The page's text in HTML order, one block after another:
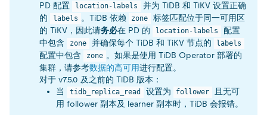
PD 配置
location-labels
并为 TiDB 和 TiKV 设置正确
的
labels 。TiDB 依赖 zone
标签匹配位于同一可用区
的 TiKV，因此请务必在 PD 的 location-labels
配置
中包含
zone 并确保每个 TiDB 和 TiKV 节点的 labels
配置中包含 zone 。如果是使用 TiDB Operator 部署的
集群，请参考数据的高可用进行配置。
对于 v7.5.0 及之前的 TiDB 版本：
当
tidb_replica_read 设置为 follower
且无可
用 follower 副本及 learner 副本时，TiDB 会报错。